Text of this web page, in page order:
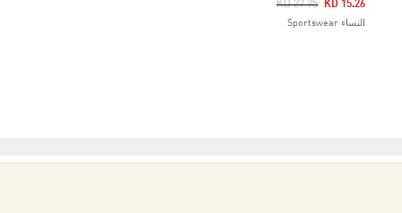
Price Reduced From
KD 27.75
To KD 15.26
النساء Sportswear